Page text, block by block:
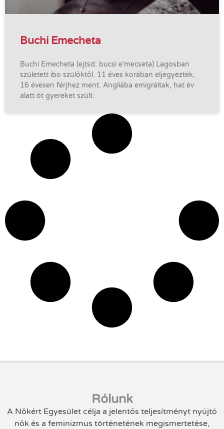
Buchi Emecheta
Buchi Emecheta (ejtsd: bucsi e’mecseta) Lagosban
született ibo szülőktől. 11 éves korában eljegyezték,
16 évesen férjhez ment. Angliába emigráltak, hat év
alatt öt gyereket szült.
Rólunk
A Nőkért Egyesület célja a jelentős teljesítményt nyújtó
nők és a feminizmus történetének megismertetése,